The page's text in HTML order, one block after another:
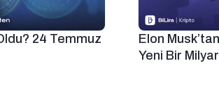
24 Temmuz
Elon
Yeni Bir